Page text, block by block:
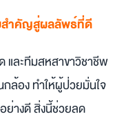
สำคัญสู่ผลลัพธ์ที่ดี
และทีมสหสาขาวิชาชีพ
ล้อง ทำให้ผู้ป่วยมั่นใจ
ย่างดี สิ่งนี้ช่วยลด